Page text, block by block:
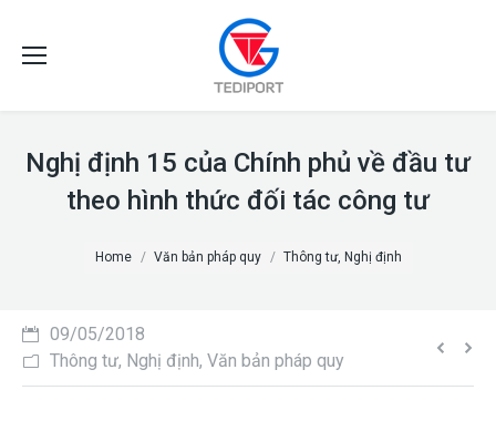
Nghị định 15 của Chính phủ về đầu tư
theo hình thức đối tác công tư
Home Văn bản pháp quy Thông tư, Nghị định
09/05/2018
Thông tư, Nghị định, Văn bản pháp quy